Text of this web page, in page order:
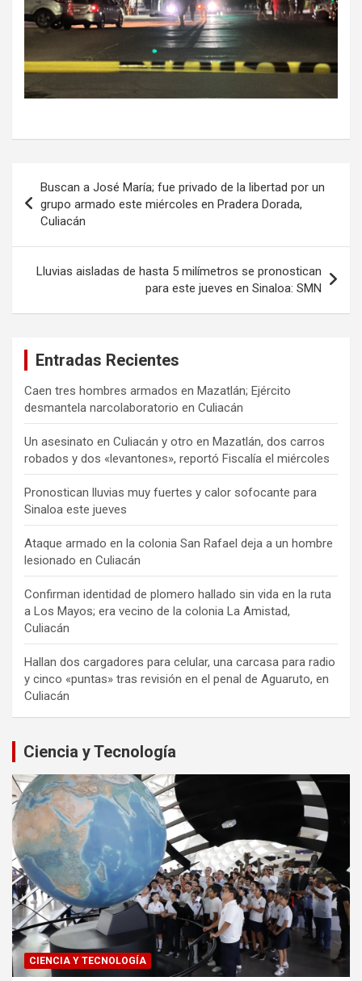
de
entradas
Buscan a José María; fue privado de la libertad por un
grupo armado este miércoles en Pradera Dorada,
Culiacán
Lluvias aisladas de hasta 5 milímetros se pronostican
para este jueves en Sinaloa: SMN
Entradas Recientes
Caen tres hombres armados en Mazatlán; Ejército
desmantela narcolaboratorio en Culiacán
Un asesinato en Culiacán y otro en Mazatlán, dos carros
robados y dos «levantones», reportó Fiscalía el miércoles
Pronostican lluvias muy fuertes y calor sofocante para
Sinaloa este jueves
Ataque armado en la colonia San Rafael deja a un hombre
lesionado en Culiacán
Confirman identidad de plomero hallado sin vida en la ruta
a Los Mayos; era vecino de la colonia La Amistad,
Culiacán
Hallan dos cargadores para celular, una carcasa para radio
y cinco «puntas» tras revisión en el penal de Aguaruto, en
Culiacán
Ciencia y Tecnología
CIENCIA Y TECNOLOGÍA